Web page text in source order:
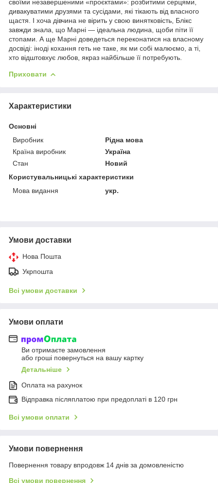
своїми незавершеними «проєктами»: розбитими серцями,
дивакуватими друзями та сусідами, які тікають від власного
щастя. І хоча дівчина не вірить у свою винятковість, Блікс
завжди знала, що Марні — ідеальна людина, щоби піти її
стопами. А ще Марні доведеться переконатися на власному
досвіді: іноді кохання геть не таке, як ми собі малюємо, а ті,
хто відштовхує любов, якраз найбільше її потребують.
Приховати
Характеристики
Основні
Виробник
Рідна мова
Країна виробник
Україна
Стан
Новий
Користувальницькі характеристики
Мова видання
укр.
Умови доставки
Нова Пошта
Укрпошта
Всі умови доставки
Умови оплати
Ви отримаєте замовлення
або гроші повернуться на вашу картку
Детальніше
Оплата на рахунок
Відправка післяплатою при предоплаті в 120 грн
Всі умови оплати
Умови повернення
Повернення товару впродовж 14 днів за домовленістю
Всі умови повернення